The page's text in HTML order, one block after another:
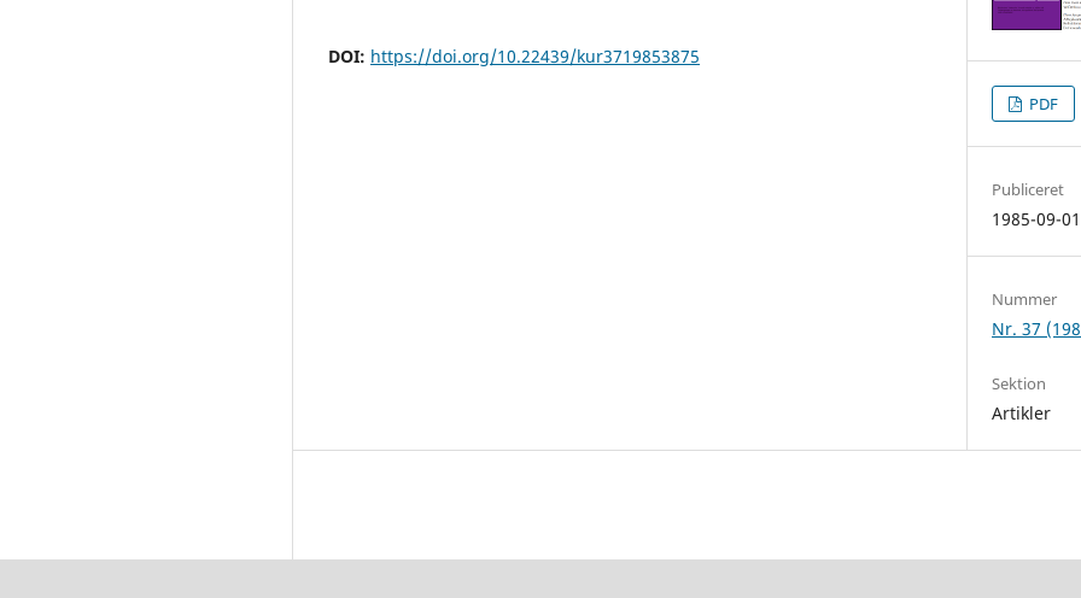
DOI: https://doi.org/10.22439/kur3719853875
PDF
Publiceret
1985-09-01
Nummer
Nr. 37
Sektion
Artikler